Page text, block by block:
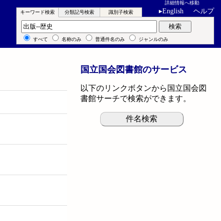
詳細情報へ移動
▸English ヘルプ
キーワード検索 分類記号検索 識別子検索
キーワード検索 検索
すべて 名称のみ 普通件名のみ ジャンルのみ
国立国会図書館のサービス
以下のリンクボタンから国立国会図
書館サーチで検索ができます。
件名検索